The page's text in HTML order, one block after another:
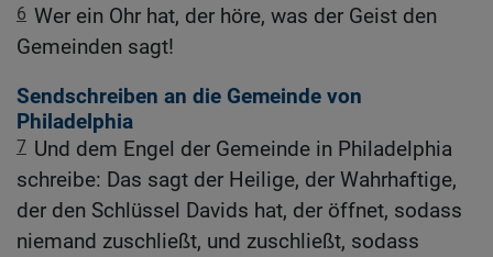
6 Wer ein Ohr hat, der höre, was der Geist den
Gemeinden sagt!
Sendschreiben an die Gemeinde von
Philadelphia
7 Und dem Engel der Gemeinde in Philadelphia
schreibe: Das sagt der Heilige, der Wahrhaftige,
der den Schlüssel Davids hat, der öffnet, sodass
niemand zuschließt, und zuschließt, sodass